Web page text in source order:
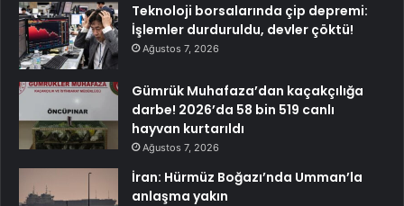
Teknoloji borsalarında çip depremi:
İşlemler durduruldu, devler çöktü!
Ağustos 7, 2026
Gümrük Muhafaza’dan kaçakçılığa
darbe! 2026’da 58 bin 519 canlı
hayvan kurtarıldı
Ağustos 7, 2026
İran: Hürmüz Boğazı’nda Umman’la
anlaşma yakın